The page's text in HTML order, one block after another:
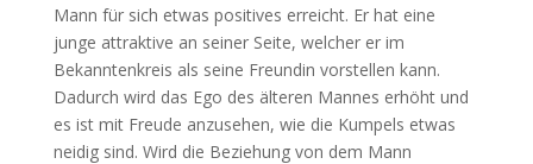
Mann für sich etwas positives erreicht. Er hat eine
junge attraktive an seiner Seite, welcher er im
Bekanntenkreis als seine Freundin vorstellen kann.
Dadurch wird das Ego des älteren Mannes erhöht und
es ist mit Freude anzusehen, wie die Kumpels etwas
neidig sind. Wird die Beziehung von dem Mann